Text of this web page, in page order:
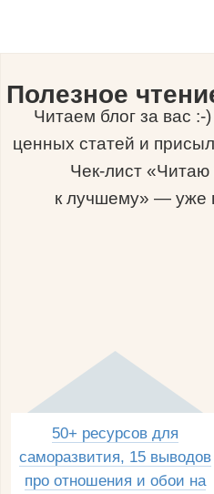
Полезное
Читаем блог за вас
ценных статей и
Чек-лист «Читаю
к лучшему» — уже
50+ ресурсов для
саморазвития, 15 выводов
про отношения и обои на